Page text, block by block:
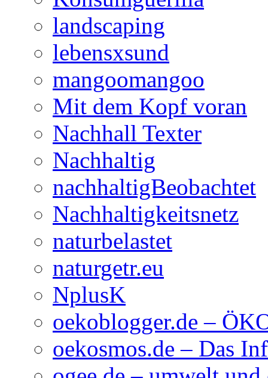
landscaping
lebensxsund
mangoomangoo
Mit dem Kopf voran
Nachhall Texter
Nachhaltig
nachhaltigBeobachtet
Nachhaltigkeitsnetz
naturbelastet
naturgetr.eu
NplusK
oekoblogger.de –
oekosmos.de – Das